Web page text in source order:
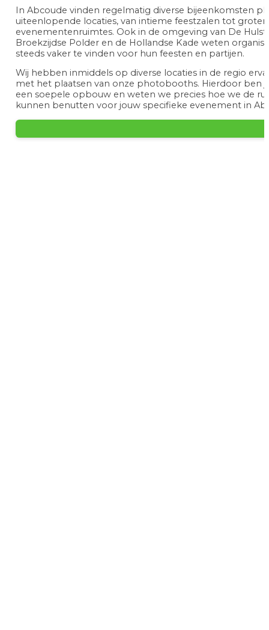
In Abcoude vinden regelmatig diverse bijeenkomsten
uiteenlopende locaties, van intieme feestzalen tot
evenementenruimtes. Ook in de omgeving van De Hulst,
Broekzijdse Polder en de Hollandse Kade weten
steeds vaker te vinden voor hun feesten en partijen.
Wij hebben inmiddels op diverse locaties in de regio
met het plaatsen van onze photobooths. Hierdoor ben
een soepele opbouw en weten we precies hoe we de
kunnen benutten voor jouw specifieke evenement in